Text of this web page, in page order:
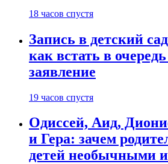
18 часов спустя
Запись в детский
как встать в
заявление
19 часов спустя
Одиссей, Аид,
и Гера: зачем
детей необычными